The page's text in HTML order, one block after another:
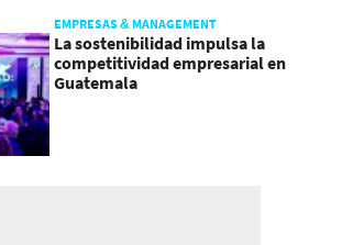
EMPRESAS & MANAGEMENT
La sostenibilidad impulsa la
competitividad empresarial en
Guatemala